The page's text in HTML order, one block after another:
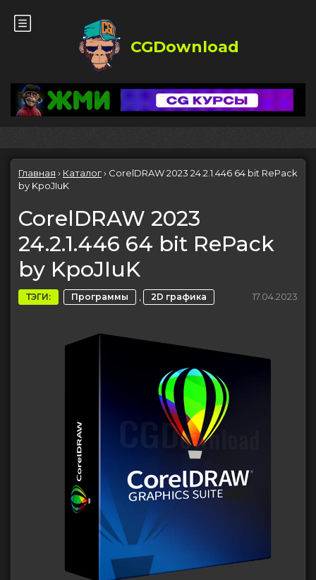
CGDownload
Главная › Каталог› CorelDRAW 2023 24.2.1.446 64 bit RePack
by KpoJIuK
CorelDRAW 2023
24.2.1.446 64 bit RePack
by KpoJIuK
ТЭГИ: Программы , 2D графика 17.04.2023